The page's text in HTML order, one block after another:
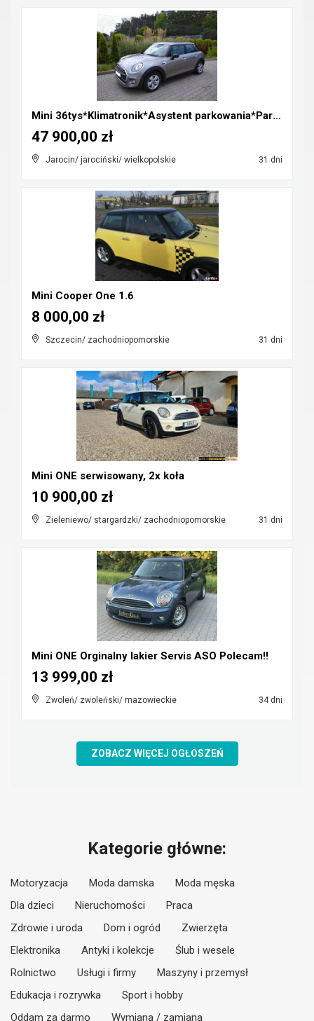
Mini 36tys*Klimatronik*Asystent parkowania*Parki p...
Jarocin/ jarociński/ wielkopolskie 31 dni
47 900,00 zł
Mini Cooper One 1.6
Szczecin/ zachodniopomorskie 31 dni
8 000,00 zł
Mini ONE serwisowany, 2x koła
Zieleniewo/ stargardzki/ zachodniopomorskie 31 dni
10 900,00 zł
Mini ONE Orginalny lakier Servis ASO Polecam!!
Zwoleń/ zwoleński/ mazowieckie 34 dni
13 999,00 zł
ZOBACZ WIĘCEJ OGŁOSZEŃ
Kategorie główne:
Motoryzacja Moda damska
Moda męska
Dla dzieci
Nieruchomości
Praca
Zdrowie i uroda
Dom i ogród
Zwierzęta
Elektronika
Antyki i kolekcje
Ślub i wesele
Rolnictwo
Usługi i firmy
Maszyny i przemysł
Edukacja i rozrywka
Sport i hobby
Oddam za darmo
Wymiana / zamiana